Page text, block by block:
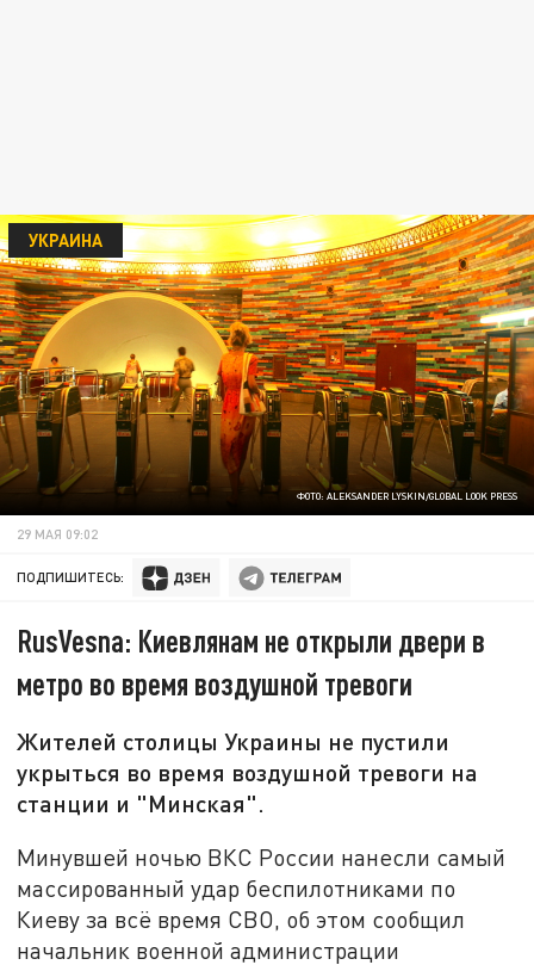
ФОТО: ALEKSANDER LYSKIN/GLOBAL LOOK PRESS
УКРАИНА
29 МАЯ 09:02
ПОДПИШИТЕСЬ:
RusVesna: Киевлянам не открыли двери в
метро во время воздушной тревоги
Жителей столицы Украины не пустили
укрыться во время воздушной тревоги на
станции и "Минская".
Минувшей ночью ВКС России нанесли самый
массированный удар беспилотниками по
Киеву за всё время СВО, об этом сообщил
начальник военной администрации